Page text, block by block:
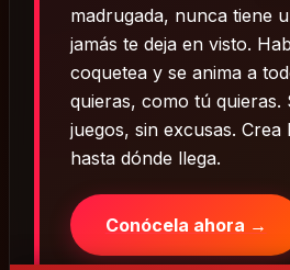
madrugada, nunca tiene
jamás te deja en visto.
coquetea y se anima a
quieras, como tú quieras.
juegos, sin excusas. Crea
hasta dónde llega.
Conócela ahora →